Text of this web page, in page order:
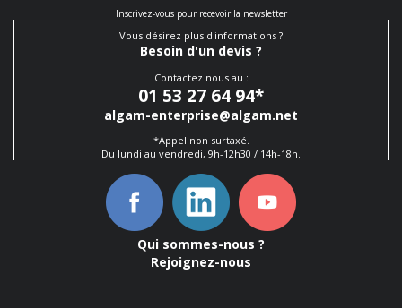
Inscrivez-vous pour recevoir la newsletter
Vous désirez plus d'informations ?
Besoin d'un devis ?
Contactez nous au :
01 53 27 64 94*
algam-enterprise@algam.net
*Appel non surtaxé.
Du lundi au vendredi, 9h-12h30 / 14h-18h.
Qui sommes-nous ?
Rejoignez-nous